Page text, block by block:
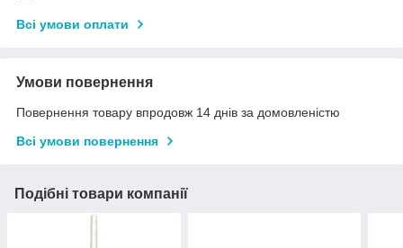
Всі умови оплати
Умови повернення
Повернення товару впродовж 14 днів за домовленістю
Всі умови повернення
Подібні товари компанії